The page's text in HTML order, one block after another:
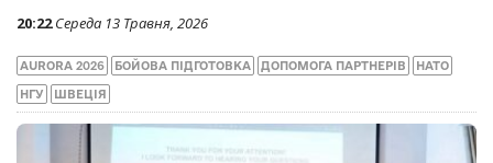
20:22 Середа 13 Травня, 2026
AURORA 2026 БОЙОВА ПІДГОТОВКА ДОПОМОГА ПАРТНЕРІВ НАТО
НГУ ШВЕЦІЯ